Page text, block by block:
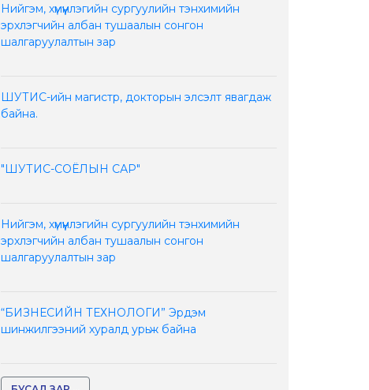
Нийгэм, хүмүүнлэгийн сургуулийн тэнхимийн
эрхлэгчийн албан тушаалын сонгон
шалгаруулалтын зар
ШУТИС-ийн магистр, докторын элсэлт явагдаж
байна.
"ШУТИС-СОЁЛЫН САР"
Нийгэм, хүмүүнлэгийн сургуулийн тэнхимийн
эрхлэгчийн албан тушаалын сонгон
шалгаруулалтын зар
“БИЗНЕСИЙН ТЕХНОЛОГИ” Эрдэм
шинжилгээний хуралд урьж байна